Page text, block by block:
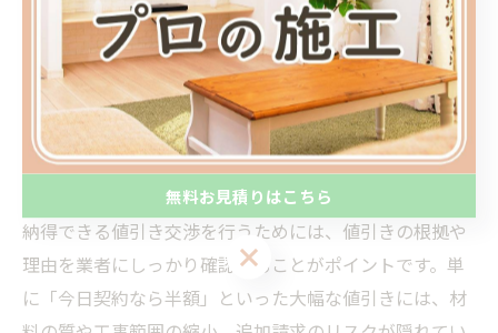
事範囲や使用する材料、追加工事の有無など、細かな点
まで質問し、納得できる説明が得られるかチェックする
ことも大切です。こうした準備を通じて、業者の誠実な
対応や専門性も見極めることができます。
納得できる業者選びの値引き交渉ポイント
納得できる値引き交渉を行うためには、値引きの根拠や
理由を業者にしっかり確認することがポイントです。単
に「今日契約なら半額」といった大幅な値引きには、材
無料お見積りはこちら
無料お見積りはこちら